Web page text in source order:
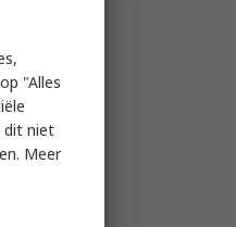
"Alles
dit niet
Meer